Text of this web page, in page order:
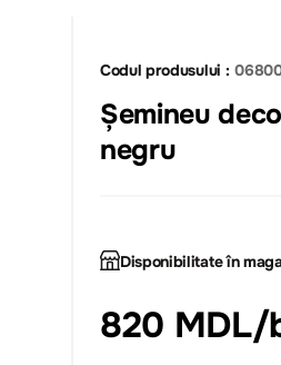
Codul produsului :
Șemineu decorativ LED 220V
negru
Disponibilitate în
820 MDL/